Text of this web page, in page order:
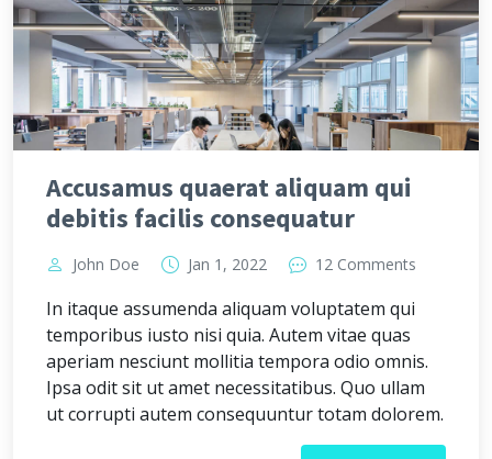
Accusamus quaerat aliquam qui
debitis facilis consequatur
John Doe Jan 1, 2022 12 Comments
In itaque assumenda aliquam voluptatem qui
temporibus iusto nisi quia. Autem vitae quas
aperiam nesciunt mollitia tempora odio omnis.
Ipsa odit sit ut amet necessitatibus. Quo ullam
ut corrupti autem consequuntur totam dolorem.